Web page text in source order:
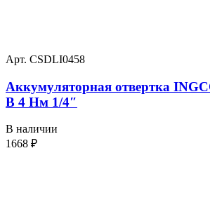
Арт. CSDLI0458
Аккумуляторная отвертка
В 4 Нм 1/4″
В наличии
1668 ₽